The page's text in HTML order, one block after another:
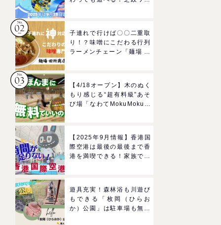
子連れで行けば〇〇二重取
り！？味噌にこだわる行列
ラーメンチェーン「麺場 田
【4/18オープン】木のぬく
もり感じる“超有料級”あそ
び場「なわてMokuMokuひ
【2025年9月情報】香港国
際空港は最後の最後まで香
港を満喫できる！家族で楽
遊具充実！森林浴も川遊び
もできる「枚岡（ひらお
か）公園」は駐車場も無料